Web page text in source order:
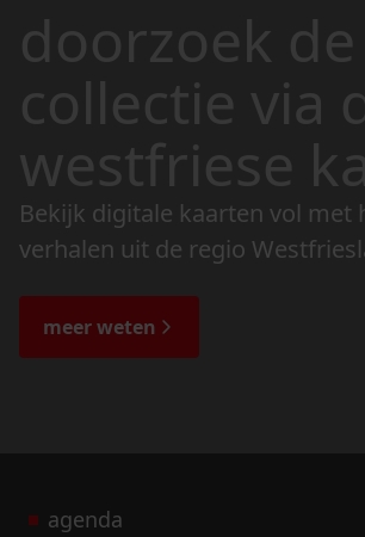
doorzoek de
collectie via
westfriese
Bekijk digitale kaarten vol met
verhalen uit de regio
de bijzondere verhalen.
meer weten
agenda